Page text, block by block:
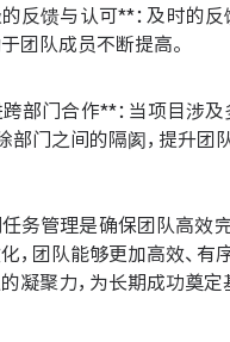
反馈与认可**：及时的
团队成员不断提高。
部门合作**：当项目涉
部门之间的隔阂，提升团
务管理是确保团队高效
，团队能够更加高效、
凝聚力，为长期成功奠定